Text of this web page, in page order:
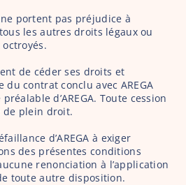
ne portent pas préjudice à
tous les autres droits légaux ou
de céder ses droits et
contrat conclu avec AREGA
d’AREGA. Toute cession
de plein droit.
d’AREGA à exiger
des présentes conditions
renonciation à l’application
toute autre disposition.